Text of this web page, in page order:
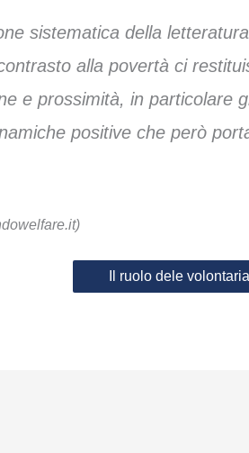
sistematica della
alla povertà ci
e prossimità, in particolare
positive che però
Il ruolo dele